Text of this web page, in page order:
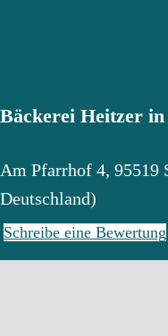
Bäckerei Heitzer
Am Pfarrhof 4, 95519
Deutschland)
Schreibe eine Bewertung